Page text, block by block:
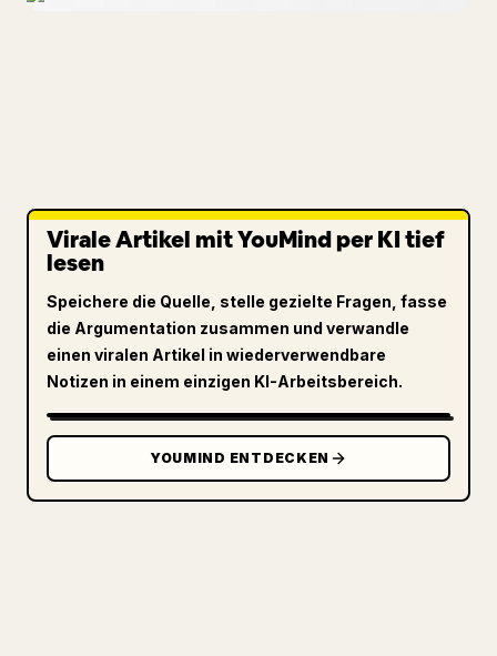
Virale Artikel mit YouMind per KI tief
lesen
Speichere die Quelle, stelle gezielte Fragen, fasse
die Argumentation zusammen und verwandle
einen viralen Artikel in wiederverwendbare
Notizen in einem einzigen KI-Arbeitsbereich.
YOUMIND ENTDECKEN